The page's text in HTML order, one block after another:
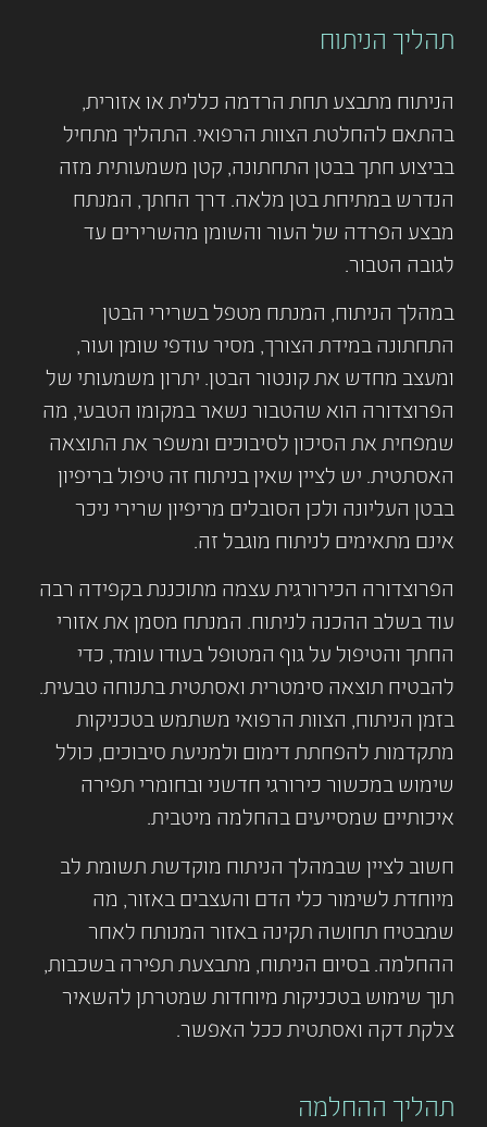
תהליך הניתוח
הניתוח מתבצע תחת הרדמה כללית או אזורית,
בהתאם להחלטת הצוות הרפואי. התהליך מתחיל
בביצוע חתך בבטן התחתונה, קטן משמעותית מזה
הנדרש במתיחת בטן מלאה. דרך החתך, המנתח
מבצע הפרדה של העור והשומן מהשרירים עד
לגובה הטבור.
במהלך הניתוח, המנתח מטפל בשרירי הבטן
התחתונה במידת הצורך, מסיר עודפי שומן ועור,
ומעצב מחדש את קונטור הבטן. יתרון משמעותי של
הפרוצדורה הוא שהטבור נשאר במקומו הטבעי, מה
שמפחית את הסיכון לסיבוכים ומשפר את התוצאה
האסתטית. יש לציין שאין בניתוח זה טיפול בריפיון
בבטן העליונה ולכן הסובלים מריפיון שרירי ניכר
אינם מתאימים לניתוח מוגבל זה.
הפרוצדורה הכירורגית עצמה מתוכננת בקפידה רבה
עוד בשלב ההכנה לניתוח. המנתח מסמן את אזורי
החתך והטיפול על גוף המטופל בעודו עומד, כדי
להבטיח תוצאה סימטרית ואסתטית בתנוחה טבעית.
בזמן הניתוח, הצוות הרפואי משתמש בטכניקות
מתקדמות להפחתת דימום ולמניעת סיבוכים, כולל
שימוש במכשור כירורגי חדשני ובחומרי תפירה
איכותיים שמסייעים בהחלמה מיטבית.
חשוב לציין שבמהלך הניתוח מוקדשת תשומת לב
מיוחדת לשימור כלי הדם והעצבים באזור, מה
שמבטיח תחושה תקינה באזור המנותח לאחר
ההחלמה. בסיום הניתוח, מתבצעת תפירה בשכבות,
תוך שימוש בטכניקות מיוחדות שמטרתן להשאיר
צלקת דקה ואסתטית ככל האפשר.
תהליך ההחלמה